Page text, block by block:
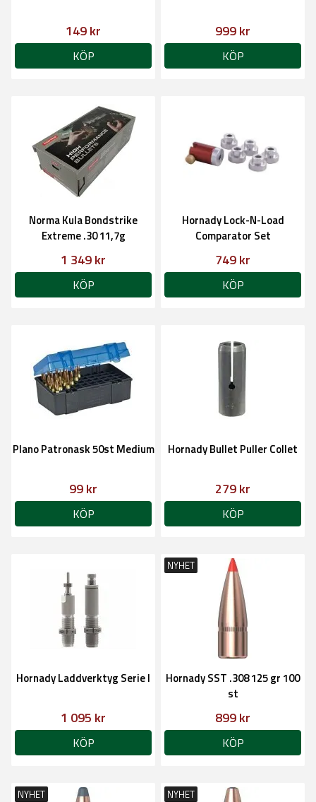
149 kr
KÖP
999 kr
KÖP
Norma Kula Bondstrike
Extreme .30 11,7g
1 349 kr
KÖP
Hornady Lock-N-Load
Comparator Set
749 kr
KÖP
Plano Patronask 50st Medium
99 kr
KÖP
Hornady Bullet Puller Collet
279 kr
KÖP
Hornady Laddverktyg Serie I
1 095 kr
KÖP
NYHET
Hornady SST .308 125 gr 100
st
899 kr
KÖP
NYHET NYHET